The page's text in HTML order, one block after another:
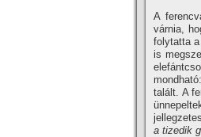
A
várnia,
folytatta
is
talált. A
a tizedik